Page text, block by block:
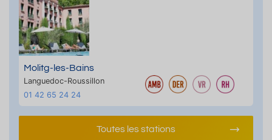
Molitg-les-Bains
Languedoc-Roussillon
01 42 65 24 24
Toutes les stations